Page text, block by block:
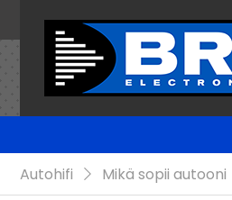
Autohifi
Mikä sopii autooni